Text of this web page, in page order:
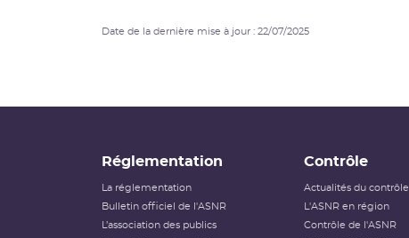
Date de la dernière mise à jour : 22/07/2025
Réglementation
La réglementation
Bulletin officiel de l'ASNR
L’association des publics
Contrôle
Actualités du contrôle
L'ASNR en région
Contrôle de l'ASNR